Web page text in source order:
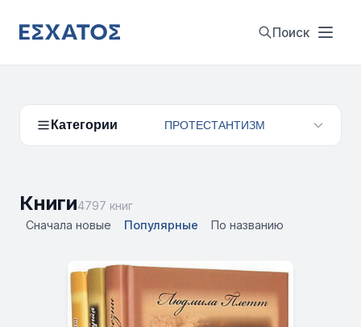
Поиск
Категории ПРОТЕСТАНТИЗМ
Книги4797 книг
Сначала новые
Популярные По названию